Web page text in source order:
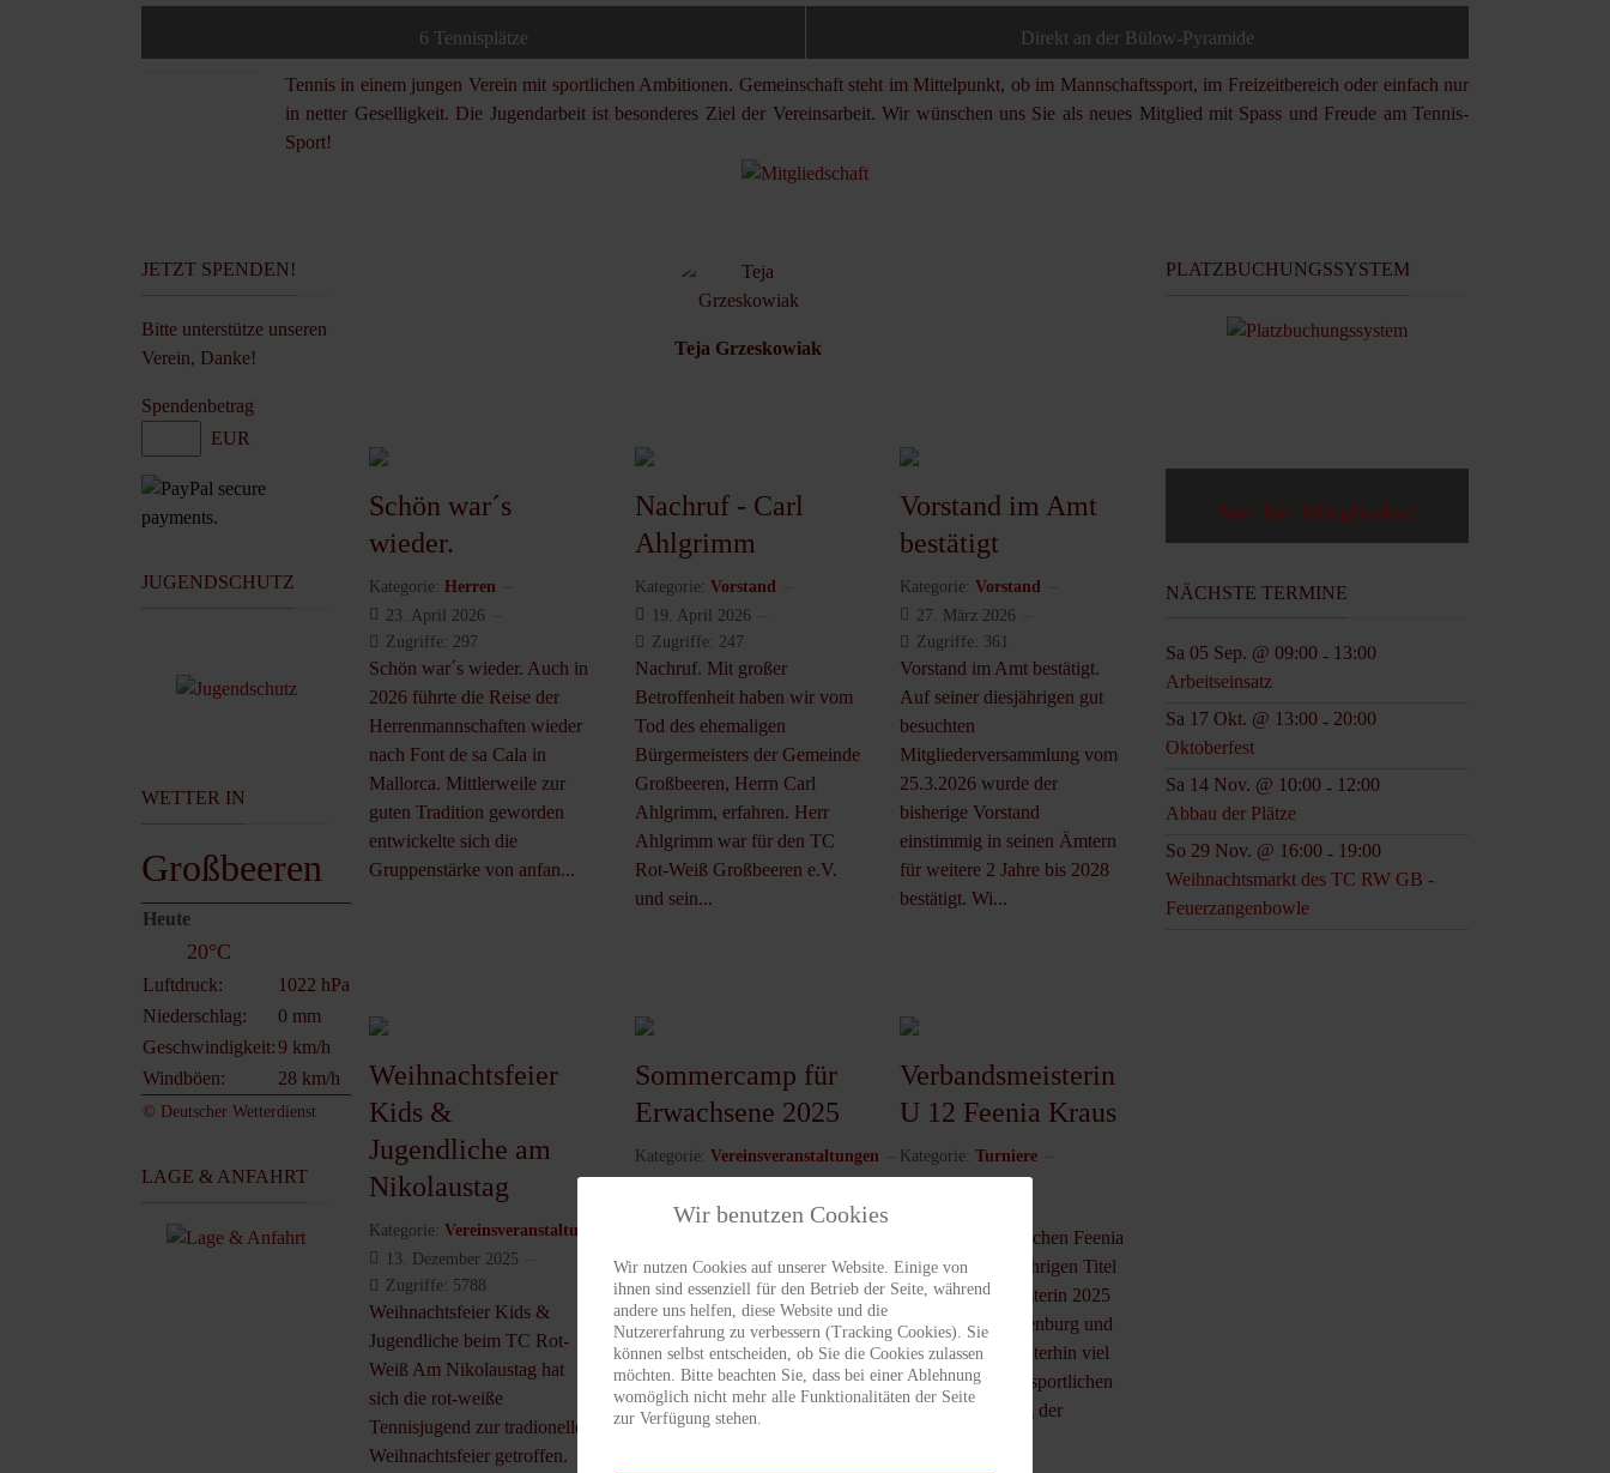
6 Tennisplätze Direkt an der Bülow-Pyramide
Tennis in einem jungen Verein mit sportlichen Ambitionen. Gemeinschaft steht im Mittelpunkt, ob im Mannschaftssport, im Freizeitbereich oder einfach nur
in netter Geselligkeit. Die Jugendarbeit ist besonderes Ziel der Vereinsarbeit. Wir wünschen uns Sie als neues Mitglied mit Spass und Freude am Tennis-
Sport!
Teja Grzeskowiak
Schön war´s
wieder.
Kategorie: Herren
23. April 2026
Zugriffe: 297
Schön war´s wieder. Auch in
2026 führte die Reise der
Herrenmannschaften wieder
nach Font de sa Cala in
Mallorca. Mittlerweile zur
guten Tradition geworden
entwickelte sich die
Gruppenstärke von anfan...
Nachruf - Carl
Ahlgrimm
Kategorie: Vorstand
19. April 2026
Zugriffe: 247
Nachruf. Mit großer
Betroffenheit haben wir vom
Tod des ehemaligen
Bürgermeisters der Gemeinde
Großbeeren, Herrn Carl
Ahlgrimm, erfahren. Herr
Ahlgrimm war für den TC
Rot-Weiß Großbeeren e.V.
und sein...
Vorstand im Amt
bestätigt
Kategorie: Vorstand
27. März 2026
Zugriffe: 361
Vorstand im Amt bestätigt.
Auf seiner diesjährigen gut
besuchten
Mitgliederversammlung vom
25.3.2026 wurde der
bisherige Vorstand
einstimmig in seinen Ämtern
für weitere 2 Jahre bis 2028
bestätigt. Wi...
Weihnachtsfeier
Kids &
Jugendliche am
Nikolaustag
Kategorie: Vereinsveranstaltungen
13. Dezember 2025
Zugriffe: 5788
Weihnachtsfeier Kids &
Jugendliche beim TC Rot-
Weiß Am Nikolaustag hat
sich die rot-weiße
Tennisjugend zur tradionellen
Weihnachtsfeier getroffen.
Sommercamp für
Erwachsene 2025
Kategorie: Vereinsveranstaltungen
Zugriffe: 8873
Erwachsene 2025 -
Tennisschnupperkursler und
Vereinsaktive gemeinsam auf
dem Court Seit einigen
Jahren treffen sich
Tennisbegeisterte unseres
Verbandsmeisterin
U 12 Feenia Kraus
Kategorie: Turniere
Wir beglückwünschen Feenia
Kraus zum diesjährigen Titel
der Verbandsmeisterin 2025
in Berlin / Brandenburg und
wünschen ihr weiterhin viel
Erfolg auf Ihrem sportlichen
Weg. Im Ranking der
JETZT SPENDEN!
Bitte unterstütze unseren
Verein, Danke!
Spendenbetrag
EUR
JUGENDSCHUTZ
WETTER IN
Großbeeren
Heute
20°C
Luftdruck:
1022 hPa
Niederschlag:
0 mm
Geschwindigkeit:9 km/h
Windböen:
28 km/h
© Deutscher Wetterdienst
LAGE & ANFAHRT
PLATZBUCHUNGSSYSTEM
Nur für Mitglieder!
NÄCHSTE TERMINE
Sa 05 Sep. @ 09:00 - 13:00
Arbeitseinsatz
Sa 17 Okt. @ 13:00 - 20:00
Oktoberfest
Sa 14 Nov. @ 10:00 - 12:00
Abbau der Plätze
So 29 Nov. @ 16:00 - 19:00
Weihnachtsmarkt des TC RW GB -
Feuerzangenbowle
Wir benutzen Cookies
Wir nutzen Cookies auf unserer Website. Einige von
ihnen sind essenziell für den Betrieb der Seite, während
andere uns helfen, diese Website und die
Nutzererfahrung zu verbessern (Tracking Cookies). Sie
können selbst entscheiden, ob Sie die Cookies zulassen
möchten. Bitte beachten Sie, dass bei einer Ablehnung
womöglich nicht mehr alle Funktionalitäten der Seite
zur Verfügung stehen.